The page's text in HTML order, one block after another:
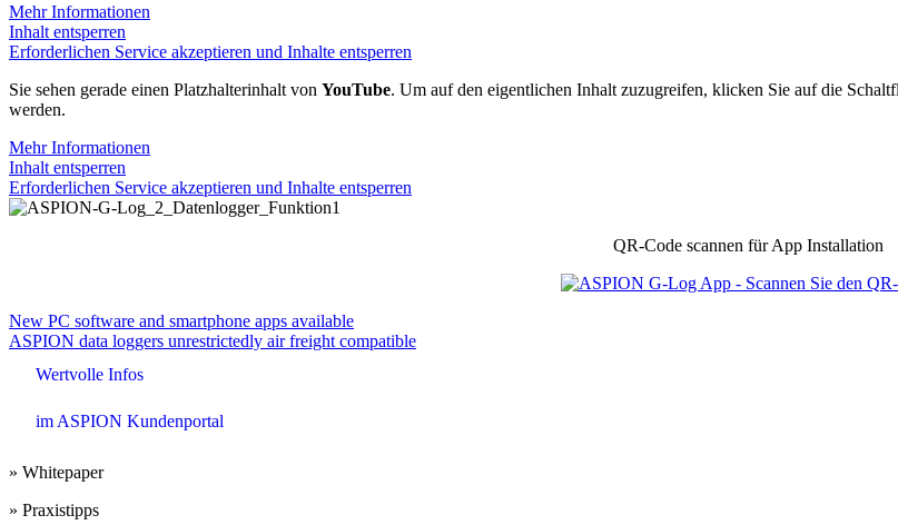
Mehr Informationen
Inhalt entsperren
Erforderlichen Service akzeptieren und Inhalte entsperren
Sie sehen gerade einen Platzhalterinhalt von YouTube. Um auf den eigentlichen Inhalt zuzugreifen, klicken Sie auf die
werden.
Mehr Informationen
Inhalt entsperren
Erforderlichen Service akzeptieren und Inhalte entsperren
QR-Code scannen für App Installation
Beitrags-
Navigation
New PC software and smartphone apps available
ASPION data loggers unrestrictedly air freight compatible
Wertvolle Infos
im ASPION Kundenportal
» Whitepaper
» Praxistipps